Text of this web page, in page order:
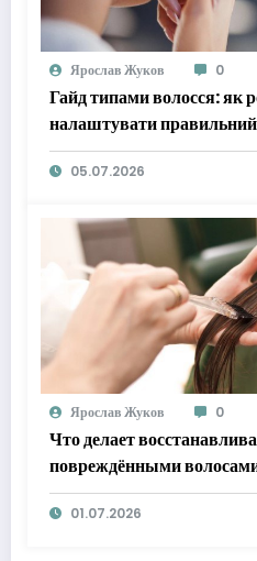
Ярослав Жуков 0
Гайд типами волосся: як
налаштувати
05.07.2026
Ярослав Жуков 0
Что делает
повреждёнными
01.07.2026